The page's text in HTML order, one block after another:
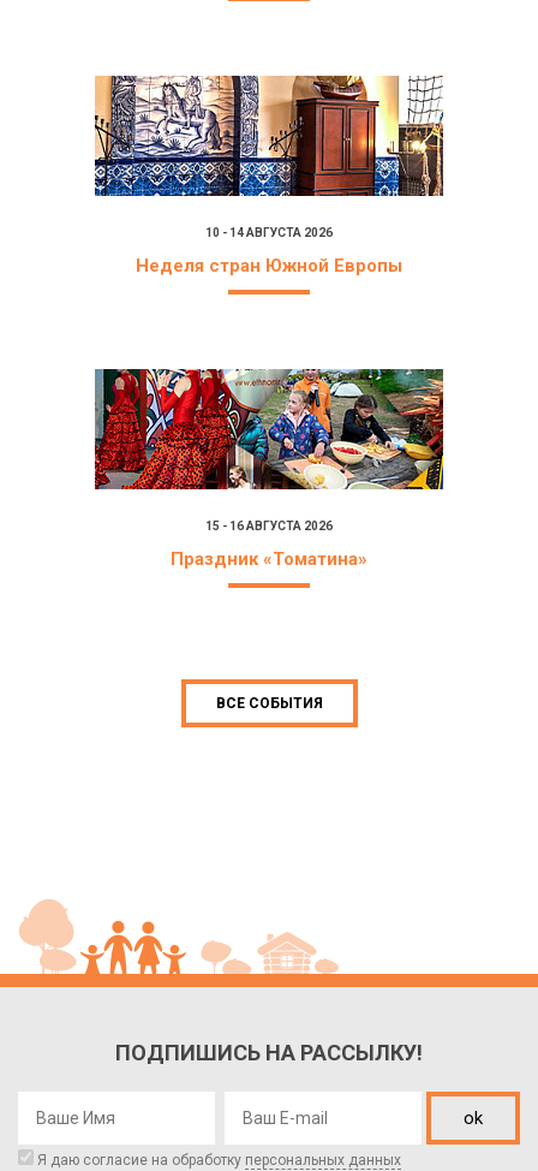
10 - 14 АВГУСТА 2026
Неделя стран Южной Европы
15 - 16 АВГУСТА 2026
Праздник «Томатина»
ВСЕ СОБЫТИЯ
ПОДПИШИСЬ НА РАССЫЛКУ!
ok
Я даю согласие на обработку персональных данных